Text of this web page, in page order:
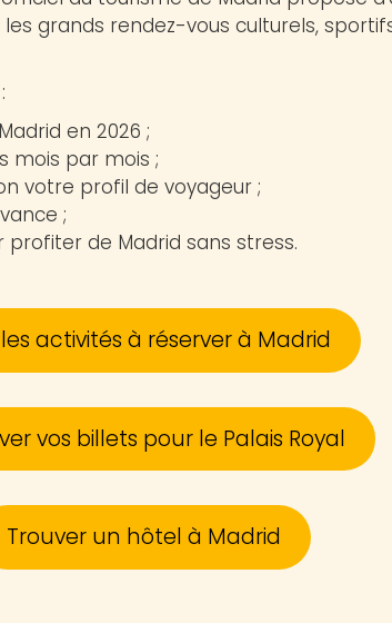
grands rendez-vous culturels,
en 2026 ;
mois par mois ;
votre profil de voyageur ;
;
de Madrid sans stress.
activités à réserver à Madrid
vos billets pour le Palais Royal
Trouver un hôtel à Madrid